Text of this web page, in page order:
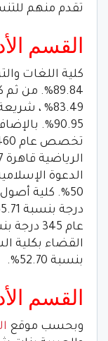
تقدم منهم للتنسيق
القسم
90.95%.
بنسبة 52.70%.
القسم
وبحسب موقع